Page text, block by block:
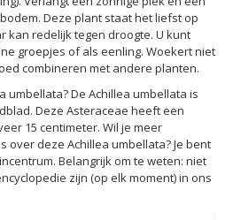
Deze plant staat het liefst op
kan redelijk tegen droogte. U kunt
groepjes of als eenling. Woekert niet
combineren met andere planten.
umbellata? De Achillea umbellata is
Deze Asteraceae heeft een
15 centimeter. Wil je meer
deze Achillea umbellata? Je bent
Belangrijk om te weten: niet
zijn (op elk moment) in ons